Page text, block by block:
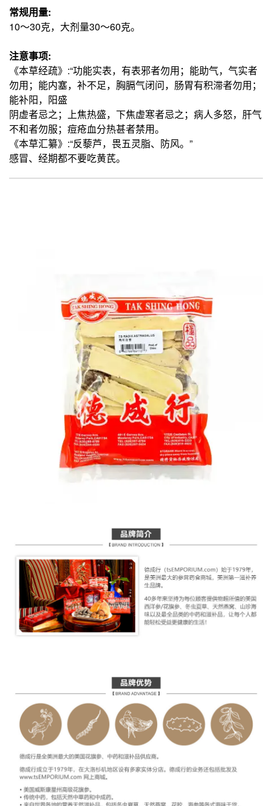
常规用量:
10～30克，大剂量30～60克。
注意事项:
《本草经疏》:“功能实表，有表邪者勿用；能助气，气实者
勿用；能内塞，补不足，胸膈气闭问，肠胃有积滞者勿用；
能补阳，阳盛
阴虚者忌之；上焦热盛，下焦虚寒者忌之；病人多怒，肝气
不和者勿服；痘疮血分热甚者禁用。
《本草汇纂》:“反藜芦，畏五灵脂、防风。”
感冒、经期都不要吃黄芪。